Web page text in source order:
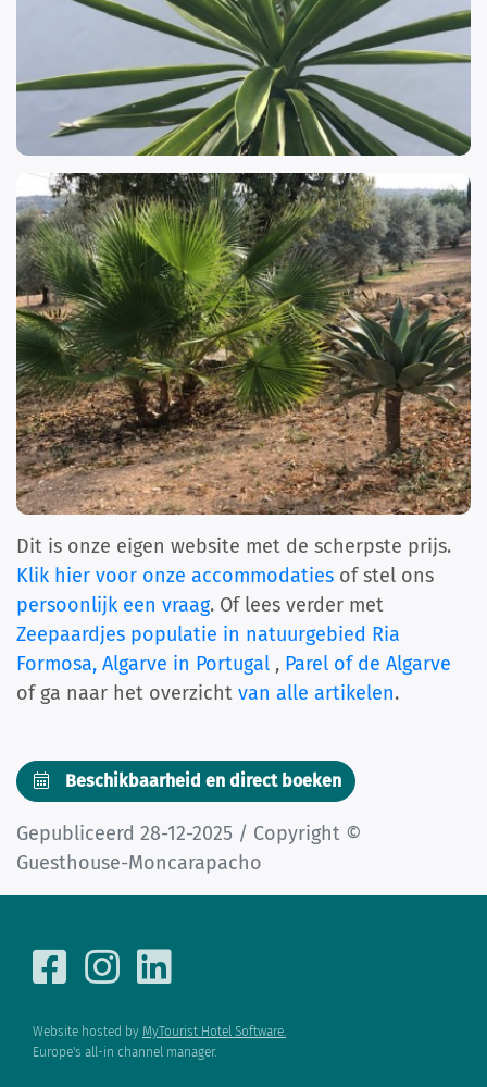
Dit is onze eigen website met de scherpste prijs.
Klik hier voor onze accommodaties of stel ons
persoonlijk een vraag. Of lees verder met
Zeepaardjes populatie in natuurgebied Ria
Formosa, Algarve in Portugal , Parel of de Algarve
of ga naar het overzicht van alle artikelen.
Beschikbaarheid en direct boeken
Gepubliceerd 28-12-2025 / Copyright ©
Guesthouse-Moncarapacho
Website hosted by MyTourist Hotel Software.
Europe's all-in channel manager.